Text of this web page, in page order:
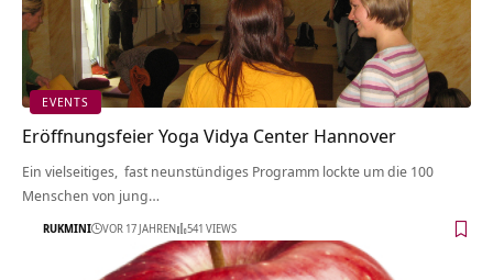
EVENTS
Eröffnungsfeier Yoga Vidya Center Hannover
Ein vielseitiges, fast neunstündiges Programm lockte um die 100
Menschen von jung…
RUKMINI VOR 17 JAHREN 541 VIEWS